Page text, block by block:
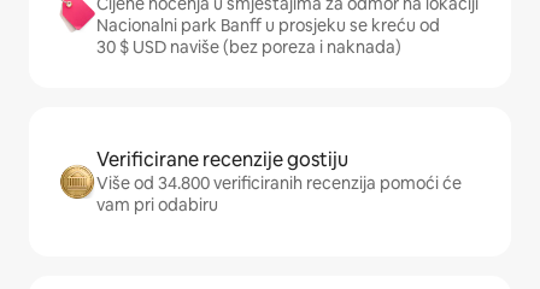
Nacionalni park Banff u prosjeku se kreću od
30 $ USD naviše (bez poreza i naknada)
Verificirane recenzije gostiju
Više od 34.800 verificiranih recenzija pomoći će
vam pri odabiru